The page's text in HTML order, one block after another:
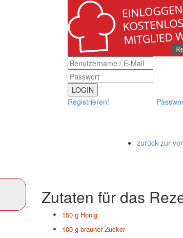
LOGIN
Registrieren!
zurück zur
Zutaten für das
150 g Honig
100 g brauner Zucker